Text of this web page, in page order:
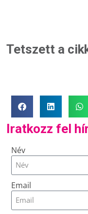
Tetszett a
Iratkozz fel
Név
Email